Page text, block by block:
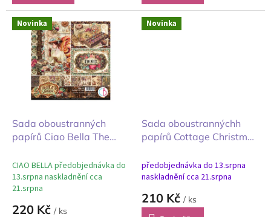
Novinka
Sada oboustranných
papírů Ciao Bella The
Čokoládovna 20x20cm
CIAO BELLA předobjednávka do
13.srpna naskladnění cca
21.srpna
220 Kč / ks
Novinka
Sada oboustrannýchh
papírů Cottage Christmas
pozadí
předobjednávka do 13.srpna
naskladnění cca 21.srpna
210 Kč / ks